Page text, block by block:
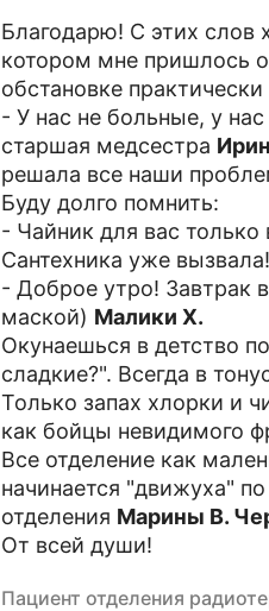
Благодарю! С этих слов
котором мне пришлось
обстановке
- У нас не больные, у
старшая медсестра
решала все наши
Буду долго помнить:
- Чайник для вас
Сантехника уже вызвала!
- Доброе утро! Завтрак
маской) Малики Х.
Окунаешься в детство
сладкие?". Всегда в
Только запах хлорки и
как бойцы невидимого
Все отделение как
начинается "движуха"
отделения Марины В.
От всей души!
Пациент отделения